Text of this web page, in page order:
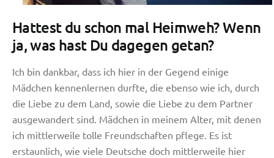
Hattest du schon mal Heimweh? Wenn
ja, was hast Du dagegen getan?
Ich bin dankbar, dass ich hier in der Gegend einige
Mädchen kennenlernen durfte, die ebenso wie ich, durch
die Liebe zu dem Land, sowie die Liebe zu dem Partner
ausgewandert sind. Mädchen in meinem Alter, mit denen
ich mittlerweile tolle Freundschaften pflege. Es ist
erstaunlich, wie viele Deutsche doch mittlerweile hier